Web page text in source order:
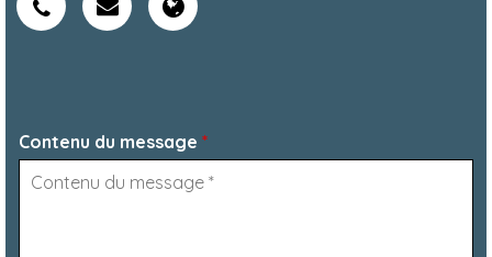
Contenu du message *